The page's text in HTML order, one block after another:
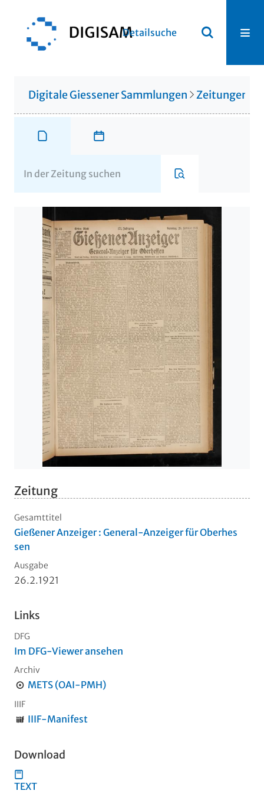
Detailsuche
Digitale Giessener Sammlungen Zeitungen
Zeitung
Gesamttitel
Gießener Anzeiger : General-Anzeiger für Oberhes
sen
Ausgabe
26.2.1921
Links
DFG
Im DFG-Viewer ansehen
Archiv
METS (OAI-PMH)
IIIF
IIIF-Manifest
Download
TEXT